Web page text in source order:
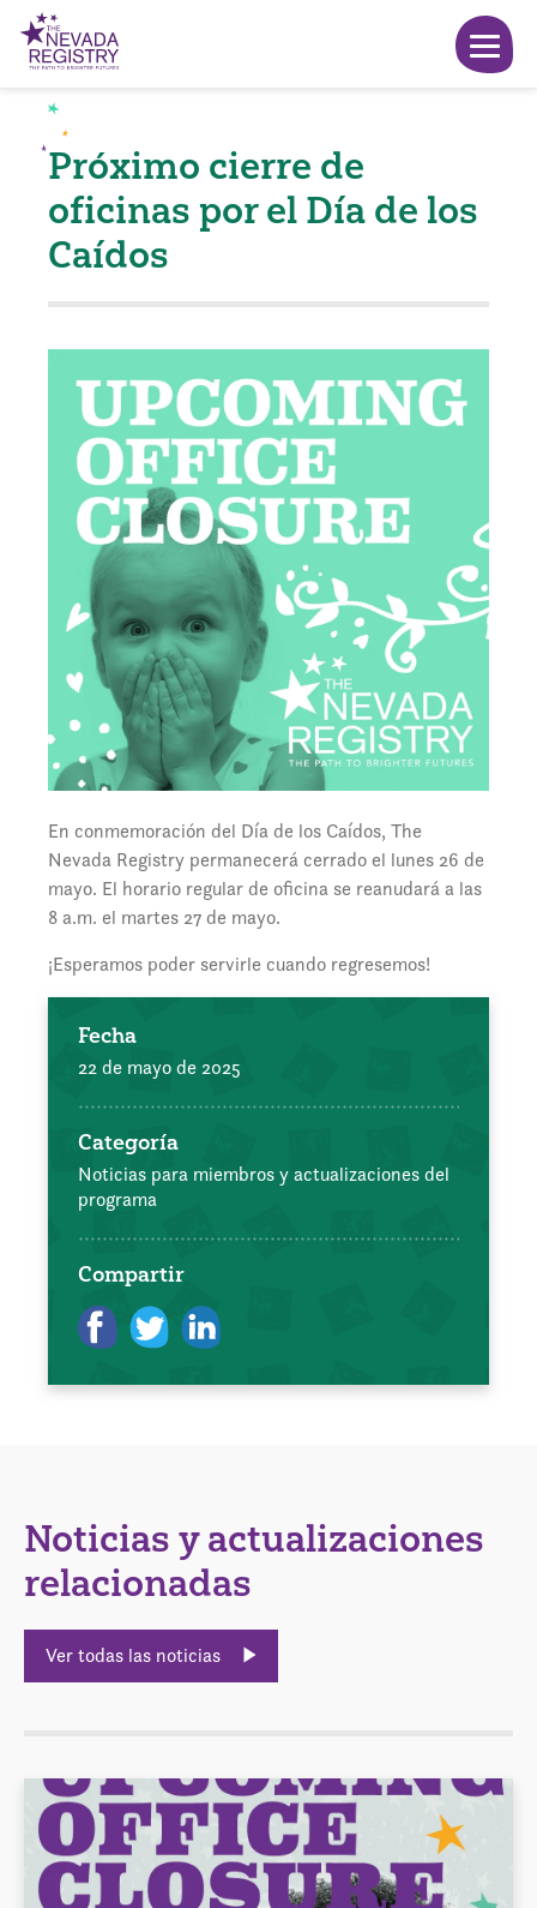
Próximo cierre de
oficinas por el Día de los
Caídos
En conmemoración del Día de los Caídos, The
Nevada Registry permanecerá cerrado el lunes 26 de
mayo. El horario regular de oficina se reanudará a las
8 a.m. el martes 27 de mayo.
¡Esperamos poder servirle cuando regresemos!
Fecha
22 de mayo de 2025
Categoría
Noticias para miembros y actualizaciones del
programa
Compartir
Noticias y actualizaciones
relacionadas
Ver todas las noticias